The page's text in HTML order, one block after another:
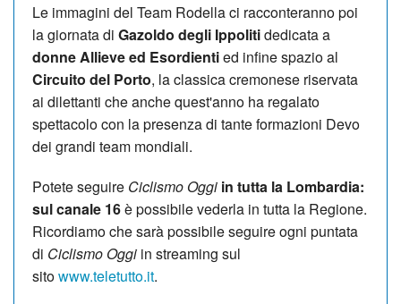
Le immagini del Team Rodella ci racconteranno poi
la giornata di Gazoldo degli Ippolitidedicata a
donne Allieve ed Esordientied infine spazio al
Circuito del Porto, la classica cremonese riservata
ai dilettanti che anche quest'anno ha regalato
spettacolo con la presenza di tante formazioni Devo
dei grandi team mondiali.
Potete seguire Ciclismo Oggi in tutta la Lombardia:
sul canale 16è possibile vederla in tutta la Regione.
Ricordiamo che sarà possibile seguire ogni puntata
di Ciclismo Oggi in streaming sul
sitowww.teletutto.it.